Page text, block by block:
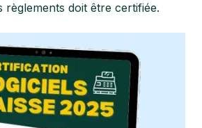
règlements doit être certifiée.